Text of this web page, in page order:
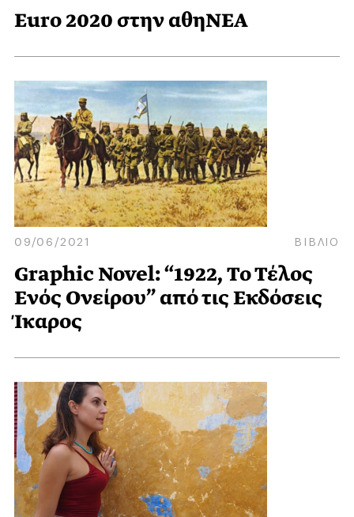
Euro 2020 στην αθηΝΕΑ
09/06/2021 ΒΙΒΛΙΟ
Graphic Novel: “1922, Το Τέλος
Ενός Ονείρου” από τις Εκδόσεις
Ίκαρος